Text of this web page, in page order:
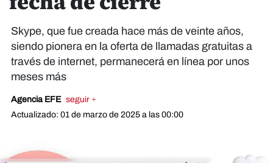
Skype, que fue creada hace más de veinte años,
siendo pionera en la oferta de llamadas gratuitas a
través de internet, permanecerá en línea por unos
meses más
Agencia EFE seguir +
Actualizado: 01 de marzo de 2025 a las 00:00